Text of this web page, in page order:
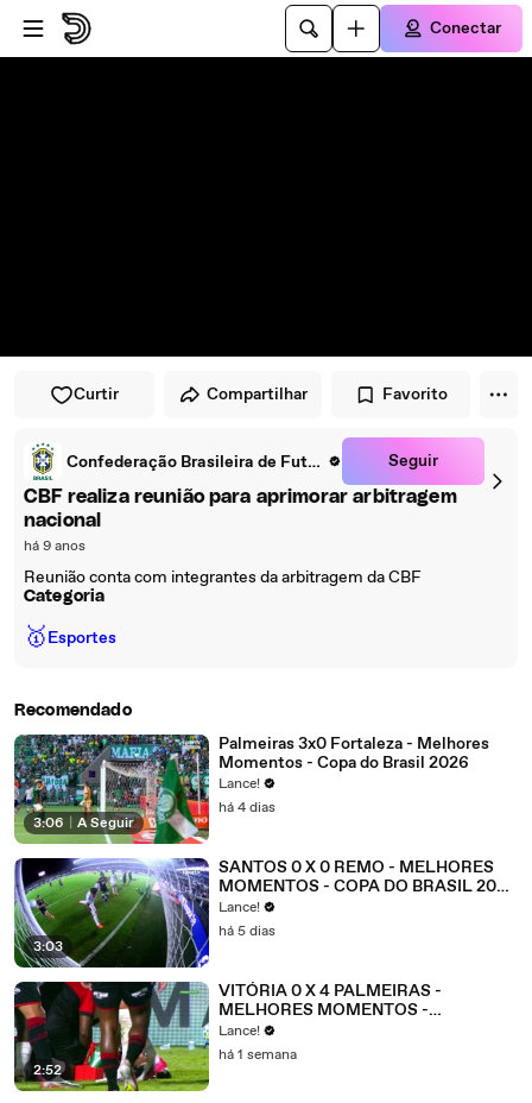
Pular para o player
Ir para o conteúdo principal
Conectar
Curtir Compartilhar Favorito
Confederação Brasileira de Futebol Seguir
CBF realiza reunião para aprimorar arbitragem
nacional
há 9 anos
Reunião conta com integrantes da arbitragem da CBF
Categoria
🥇Esportes
Recomendado
3:06 A Seguir
Palmeiras 3x0 Fortaleza - Melhores
Momentos - Copa do Brasil 2026
Lance!
há 4 dias
3:03
SANTOS 0 X 0 REMO - MELHORES
MOMENTOS - COPA DO BRASIL 2026
- OITAVAS DE FINAL - JOGO 1
Lance!
há 5 dias
2:52
VITÓRIA 0 X 4 PALMEIRAS -
MELHORES MOMENTOS -
BRASILEIRÃO 2026 - 21ª RODADA
Lance!
há 1 semana